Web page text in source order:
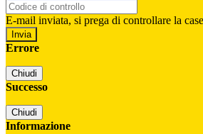
E-mail inviata, si prega di controllare la
Errore
Chiudi
Successo
Chiudi
Informazione